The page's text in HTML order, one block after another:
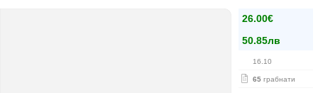
26.00€
50.85лв
16.10
65 грабнати